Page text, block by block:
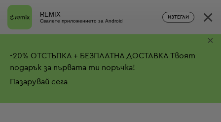
REMIX
Свалете приложението за Android
ИЗТЕГЛИ ×
-20% ОТСТЪПКА + БЕЗПЛАТНА ДОСТАВКА Твоят
подарък за първата ти поръчка!
Пазарувай сега
×